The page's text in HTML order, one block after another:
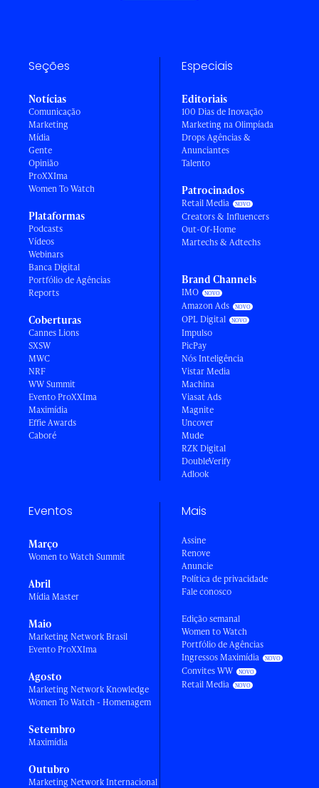
Seções
Notícias
Comunicação
Marketing
Mídia
Gente
Opinião
ProXXIma
Women To Watch
Plataformas
Podcasts
Vídeos
Webinars
Banca Digital
Portfólio de Agências
Reports
Coberturas
Cannes Lions
SXSW
MWC
NRF
WW Summit
Evento ProXXIma
Maximídia
Effie Awards
Caboré
Especiais
Editoriais
100 Dias de Inovação
Marketing na Olimpíada
Drops Agências &
Anunciantes
Talento
Patrocinados
Retail Media
Creators & Influencers
Out-Of-Home
Martechs & Adtechs
Brand Channels
IMO
Amazon Ads
OPL Digital
Impulso
PicPay
Nós Inteligência
Vistar Media
Machina
Viasat Ads
Magnite
Uncover
Mude
RZK Digital
DoubleVerify
Adlook
Eventos
Março
Women to Watch Summit
Abril
Mídia Master
Maio
Marketing Network Brasil
Evento ProXXIma
Agosto
Marketing Network Knowledge
Women To Watch - Homenagem
Setembro
Maximídia
Outubro
Marketing Network Internacional
Mais
Assine
Renove
Anuncie
Política de privacidade
Fale conosco
Edição semanal
Women to Watch
Portfólio de Agências
Ingressos Maximídia
Convites WW
Retail Media